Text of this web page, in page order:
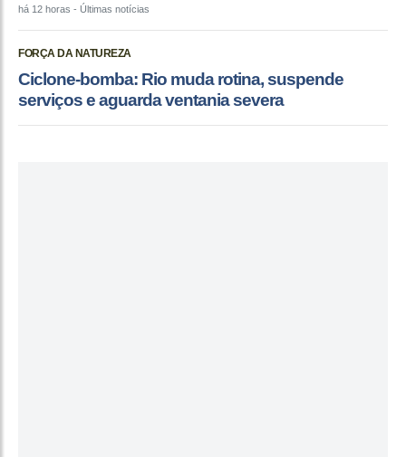
há 12 horas - Últimas notícias
FORÇA DA NATUREZA
Ciclone-bomba: Rio muda rotina, suspende
serviços e aguarda ventania severa